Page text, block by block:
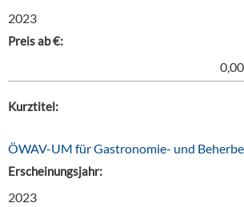
2023
Preis ab €:
0,00
Kurztitel:
ÖWAV-UM für Gastronomie- und
Erscheinungsjahr:
2023